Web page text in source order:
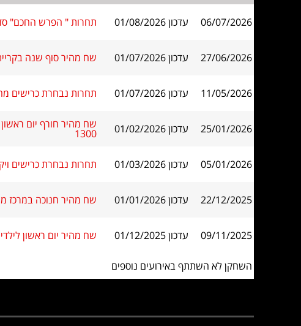
06/07/2026 עדכון 01/08/2026 תחרות " הפרש החכם"
27/06/2026 עדכון 01/07/2026 שח מהיר סוף שנה בקריית
11/05/2026 עדכון 01/07/2026 תחרות נבחרת כרישים
25/01/2026 עדכון 01/02/2026 1300
05/01/2026 עדכון 01/03/2026 תחרות נבחרת כרישים
22/12/2025 עדכון 01/01/2026 שח מהיר חנוכה במרכז מרק עד
09/11/2025 עדכון 01/12/2025 שח מהיר יום ראשון לילדים ונוער בשעות 16:00-
השחקן לא השתתף באירועים נוספים